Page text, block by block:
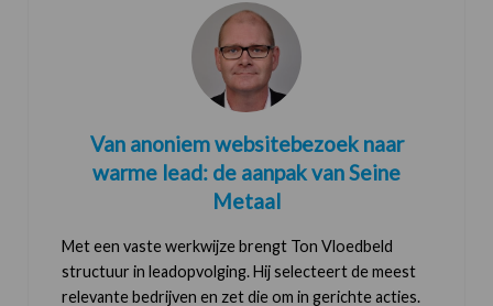
Van anoniem websitebezoek naar
warme lead: de aanpak van Seine
Metaal
Met een vaste werkwijze brengt Ton Vloedbeld
structuur in leadopvolging. Hij selecteert de meest
relevante bedrijven en zet die om in gerichte acties.